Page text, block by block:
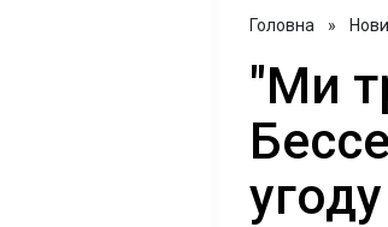
Головна »
"Ми